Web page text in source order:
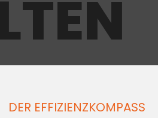
DER EFFIZIENZKOMPASS